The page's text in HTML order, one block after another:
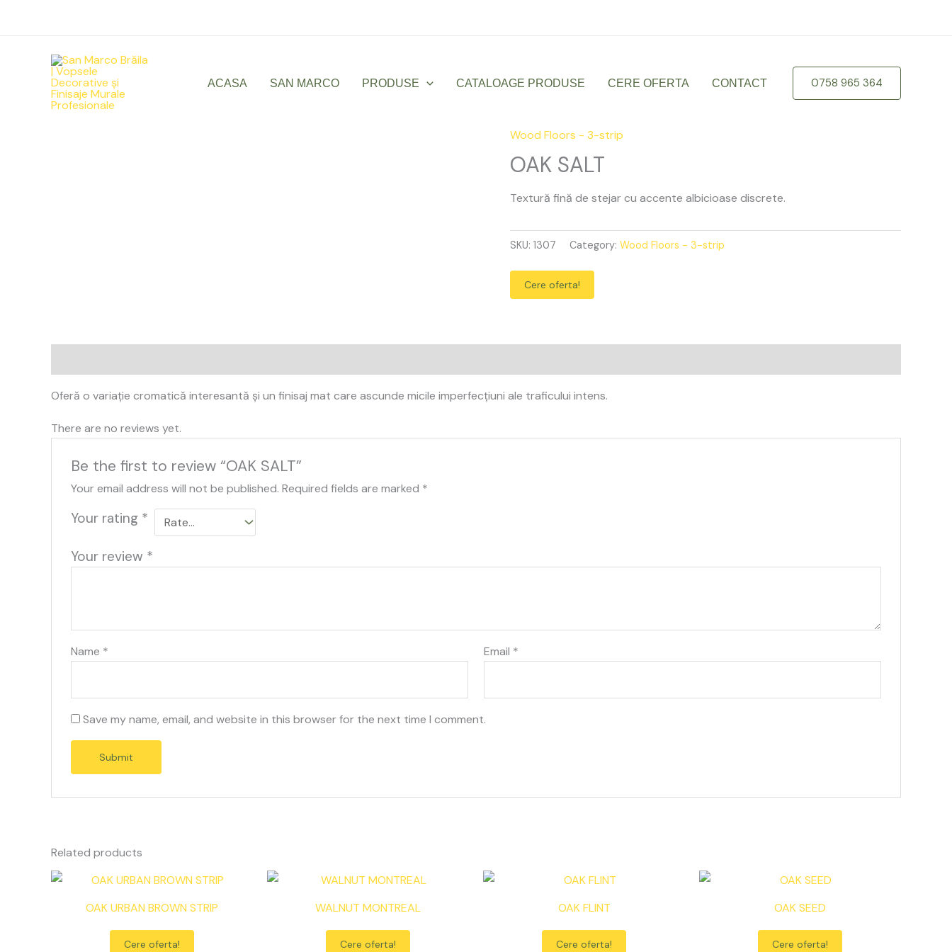
ACASA SAN MARCO PRODUSE CATALOAGE PRODUSE CERE OFERTA CONTACT 0758 965 364
Wood Floors - 3-strip
OAK SALT
Textură fină de stejar cu accente albicioase discrete.
OAK
SALT
quantity
SKU: 1307 Category: Wood Floors - 3-strip
Cere oferta!
Oferă o variație cromatică interesantă și un finisaj mat care ascunde micile imperfecțiuni ale traficului intens.
There are no reviews yet.
Be the first to review “OAK SALT”
Your email address will not be published. Required fields are marked *
Your rating *
Your review *
Name * Email *
Save my name, email, and website in this browser for the next time I comment.
Related products
OAK URBAN BROWN STRIP
Cere oferta!
WALNUT MONTREAL
Cere oferta!
OAK FLINT
Cere oferta!
OAK SEED
Cere oferta!